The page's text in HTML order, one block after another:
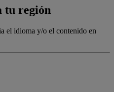
tu región
el idioma y/o el contenido en